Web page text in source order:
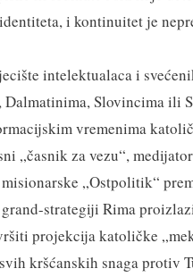
i kontinuitet je
intelektualaca i
Slovincima ili
vremenima
„časnik za vezu“,
„Ostpolitik“
strategiji Rima
projekcija katoličke
kršćanskih snaga protiv